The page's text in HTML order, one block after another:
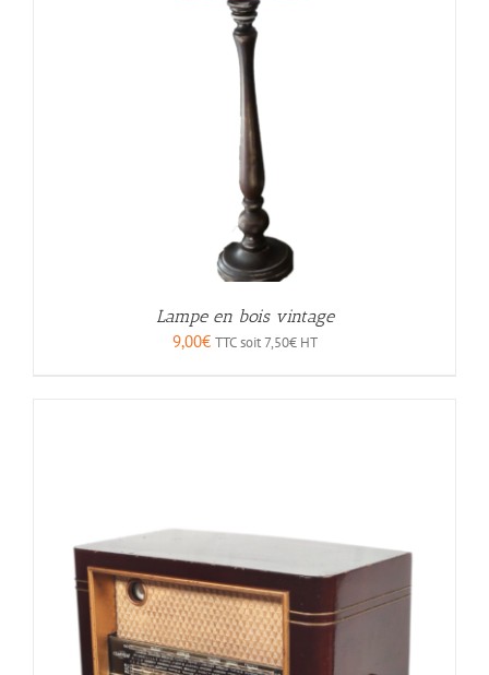
Lampe en bois vintage
9,00€ TTC soit7,50€HT